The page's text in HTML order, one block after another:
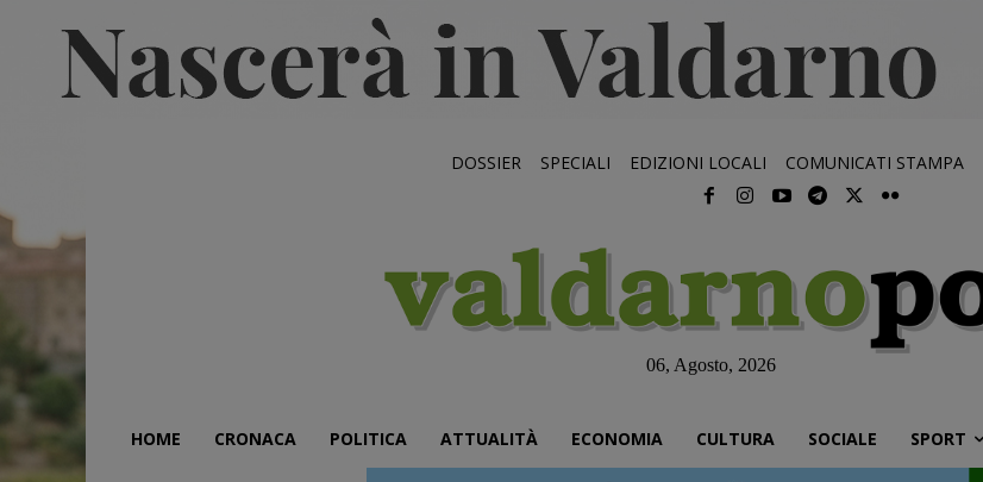
DOSSIER SPECIALI EDIZIONI LOCALI COMUNICATI STAMPA
06, Agosto, 2026
HOME CRONACA POLITICA ATTUALITÀ ECONOMIA CULTURA SOCIALE SPORT